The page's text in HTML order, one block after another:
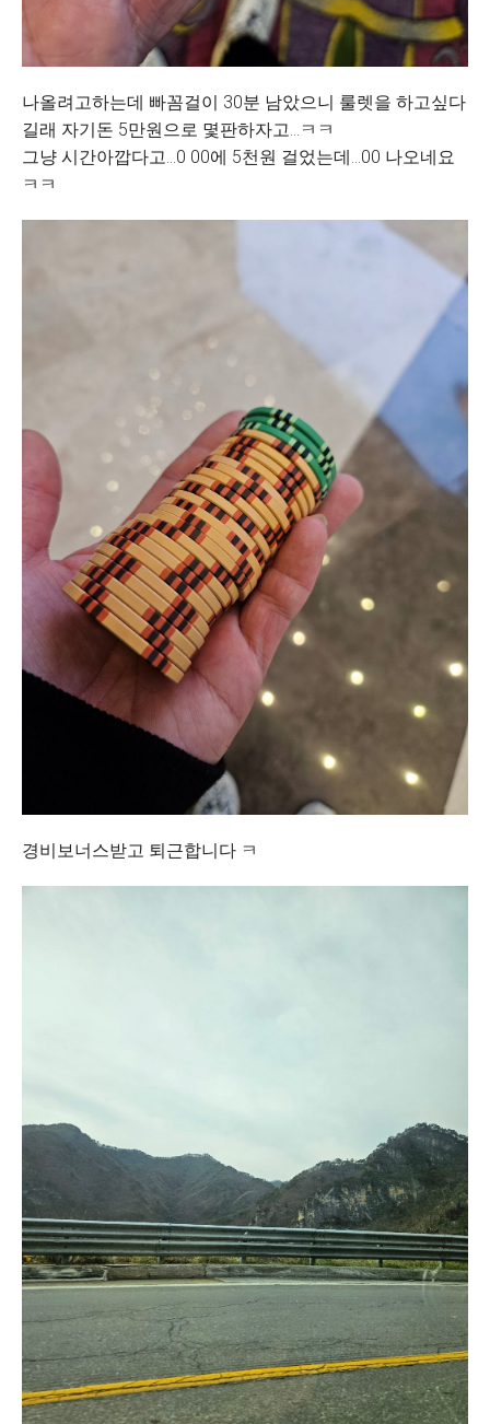
나올려고하는데 빠꼼걸이 30분 남았으니 룰렛을 하고싶다
길래 자기돈 5만원으로 몇판하자고...ㅋㅋ
그냥 시간아깝다고...0 00에 5천원 걸었는데...00 나오네요
ㅋㅋ
경비보너스받고 퇴근합니다 ㅋ